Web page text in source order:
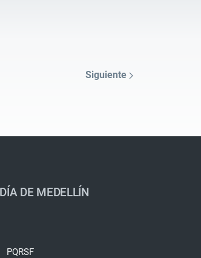
Siguiente
DE MEDELLÍN
PQRSF